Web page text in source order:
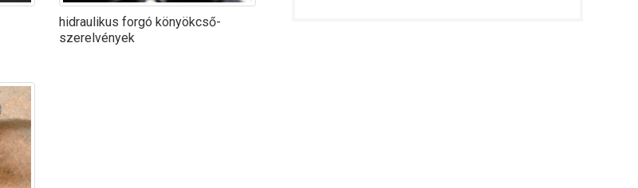
hidraulikus forgó könyökcső-
szerelvények